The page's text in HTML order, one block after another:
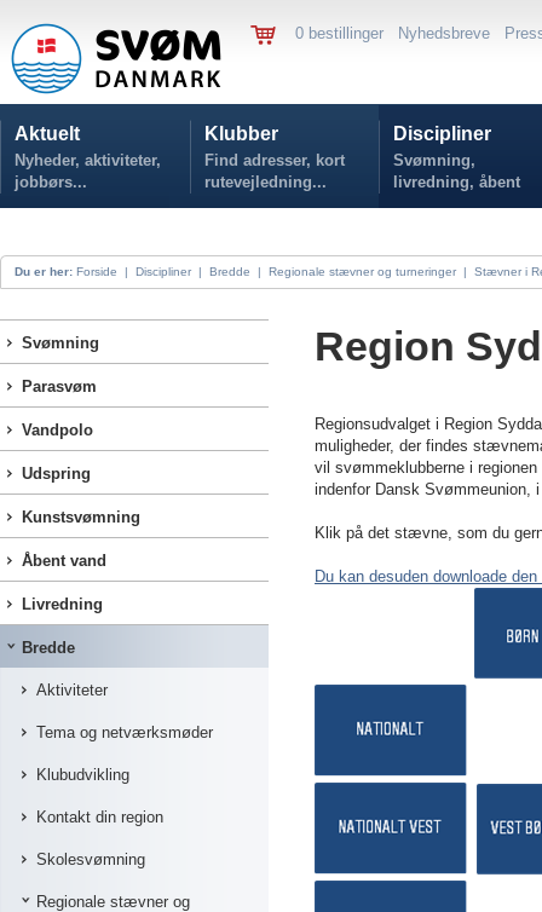
0 bestillinger Nyhedsbreve
Aktuelt
Nyheder, aktiviteter,
jobbørs...
Klubber
Find adresser, kort
rutevejledning...
Discipliner
Svømning,
livredning, åbent
vand...
Du er her: Forside | Discipliner | Bredde | Regionale stævner og turneringer | Stævner i
Svømning
Parasvøm
Vandpolo
Udspring
Kunstsvømning
Åbent vand
Livredning
Bredde
Aktiviteter
Tema og netværksmøder
Klubudvikling
Kontakt din region
Skolesvømning
Regionale stævner og
Region
Regionsudvalget i Region
muligheder, der findes
vil svømmeklubberne i
indenfor Dansk Svømmeunion,
Klik på det stævne, som du
Du kan desuden downloade